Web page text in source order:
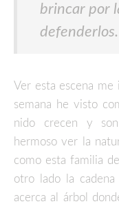
brincar por
Ver esta escena
semana he visto
nido crecen y
hermoso ver la
como esta familia
otro lado la
acerca al árbol